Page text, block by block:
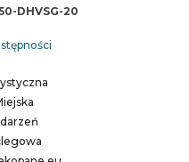
DHVSG-20